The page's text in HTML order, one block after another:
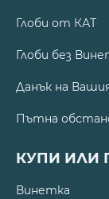
Глоби от КАТ
Глоби без
Данък на
Пътна
КУПИ ИЛИ
Винетка